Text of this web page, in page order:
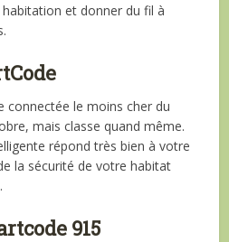
et donner du fil à
connectée le moins cher du
mais classe quand même.
répond très bien à votre
la sécurité de votre habitat
915